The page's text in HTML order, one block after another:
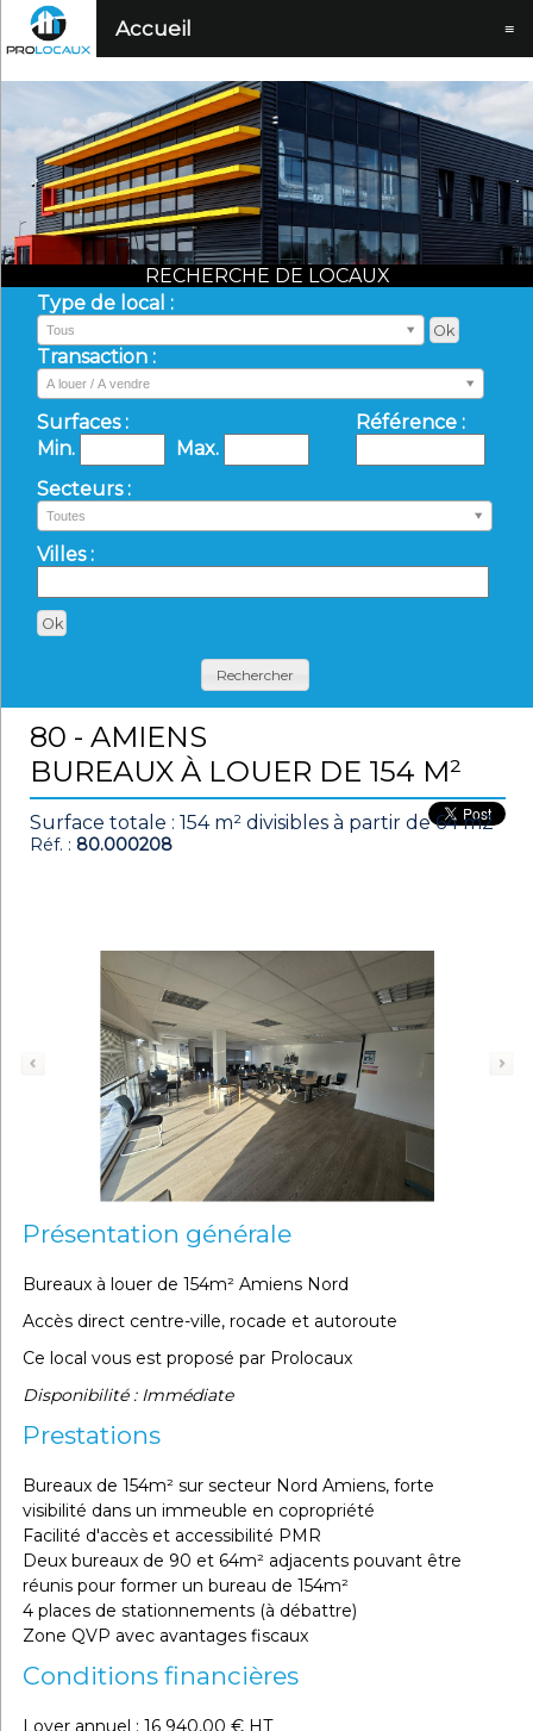
Accueil ≡
RECHERCHE DE LOCAUX
Type de local :
Tous
Transaction :
A louer / A vendre
Surfaces :
Min.
Max.
Référence :
Secteurs :
Toutes
Villes :
Rechercher
80 - AMIENS
BUREAUX À LOUER DE 154 M²
Surface totale : 154 m² divisibles à partir de 64 m2
Réf. : 80.000208
Présentation générale
Bureaux à louer de 154m² Amiens Nord
Accès direct centre-ville, rocade et autoroute
Ce local vous est proposé par Prolocaux
Disponibilité : Immédiate
Prestations
Bureaux de 154m² sur secteur Nord Amiens, forte
visibilité dans un immeuble en copropriété
Facilité d'accès et accessibilité PMR
Deux bureaux de 90 et 64m² adjacents pouvant être
réunis pour former un bureau de 154m²
4 places de stationnements (à débattre)
Zone QVP avec avantages fiscaux
Conditions financières
Loyer annuel : 16 940,00 € HT